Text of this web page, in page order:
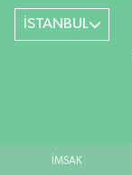
İSTANBUL
İMSAK